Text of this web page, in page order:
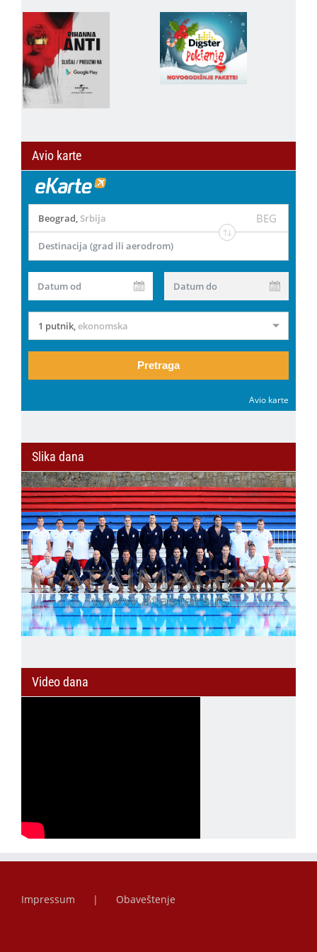
Avio karte
Beograd, Srbija BEG
Destinacija (grad ili aerodrom)
Datum od Datum do
1 putnik,ekonomska
Pretraga
Avio karte
Slika dana
Video dana
Impressum Obaveštenje